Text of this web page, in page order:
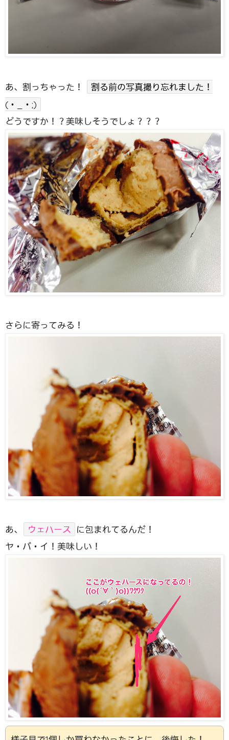
あ、割っちゃった！
割る前の写真撮り忘れました！
(・_・;)
どうですか！？美味しそうでしょ？？？
さらに寄ってみる！
あ、 ウェハース
に包まれてるんだ！
ヤ・バ・イ！美味しい！